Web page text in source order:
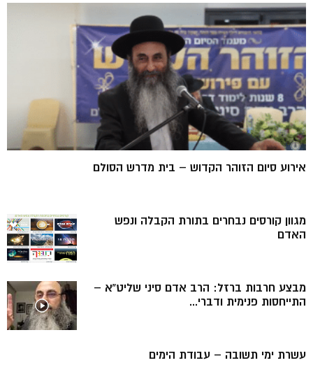
אירוע סיום הזוהר הקדוש – בית מדרש הסולם
מגוון קורסים נבחרים בתורת הקבלה ונפש
האדם
מבצע חרבות ברזל: הרב אדם סיני שליט”א –
התייחסות פנימית ודברי...
עשרת ימי תשובה – עבודת הימים